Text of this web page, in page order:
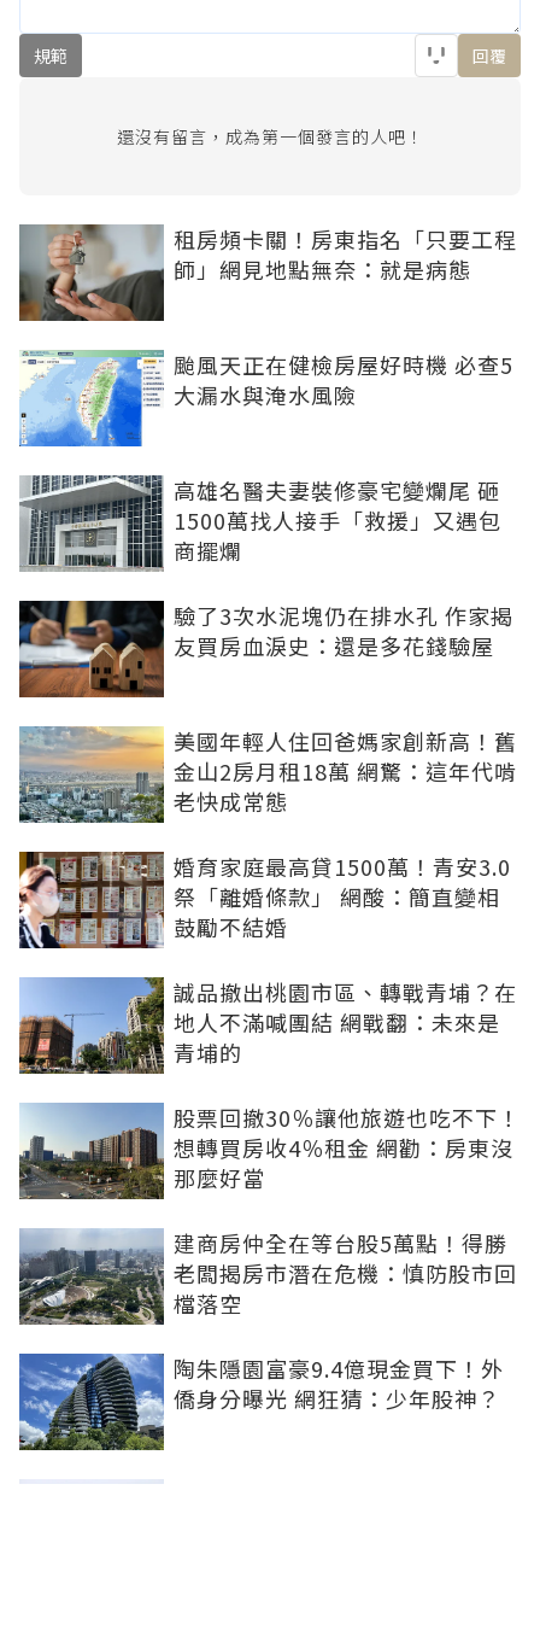
規範 回覆
還沒有留言，成為第一個發言的人吧！
租房頻卡關！房東指名「只要工程
師」網見地點無奈：就是病態
颱風天正在健檢房屋好時機 必查5
大漏水與淹水風險
高雄名醫夫妻裝修豪宅變爛尾 砸
1500萬找人接手「救援」又遇包
商擺爛
驗了3次水泥塊仍在排水孔 作家揭
友買房血淚史：還是多花錢驗屋
美國年輕人住回爸媽家創新高！舊
金山2房月租18萬 網驚：這年代啃
老快成常態
婚育家庭最高貸1500萬！青安3.0
祭「離婚條款」 網酸：簡直變相
鼓勵不結婚
誠品撤出桃園市區、轉戰青埔？在
地人不滿喊團結 網戰翻：未來是
青埔的
股票回撤30％讓他旅遊也吃不下！
想轉買房收4％租金 網勸：房東沒
那麼好當
建商房仲全在等台股5萬點！得勝
老闆揭房市潛在危機：慎防股市回
檔落空
陶朱隱園富豪9.4億現金買下！外
僑身分曝光 網狂猜：少年股神？